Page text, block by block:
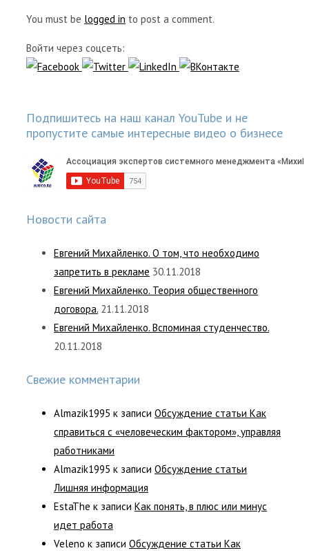
You must be logged in to post a comment.
Войти через соцсеть:
Подпишитесь на наш канал YouTube и не
пропустите самые интересные видео о бизнесе
Новости сайта
Евгений Михайленко. О том, что необходимо
запретить в рекламе 30.11.2018
Евгений Михайленко. Теория общественного
договора. 21.11.2018
Евгений Михайленко. Вспоминая студенчество.
20.11.2018
Свежие комментарии
Almazik1995 к записи Обсуждение статьи Как
справиться с «человеческим фактором», управляя
работниками
Almazik1995 к записи Обсуждение статьи
Лишняя информация
EstaThe к записи Как понять, в плюс или минус
идет работа
Veleno к записи Обсуждение статьи Как